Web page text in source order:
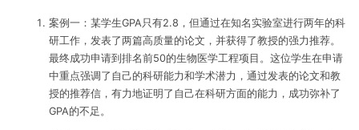
案例一：某学生GPA只有2.8，但通过在知名实验室进行两年的科
研工作，发表了两篇高质量的论文，并获得了教授的强力推荐。
最终成功申请到排名前50的生物医学工程项目。这位学生在申请
中重点强调了自己的科研能力和学术潜力，通过发表的论文和教
授的推荐信，有力地证明了自己在科研方面的能力，成功弥补了
GPA的不足。